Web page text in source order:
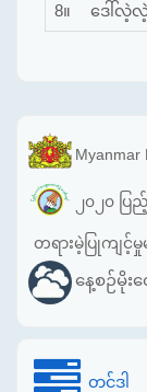
8။ ဒေါ်လဲ့
Myanmar
၂၀၂၀ ပ
တရားမဲ့ပြုကျင့်မှု
နေ့စဉ်မိုး
တင်ဒါ